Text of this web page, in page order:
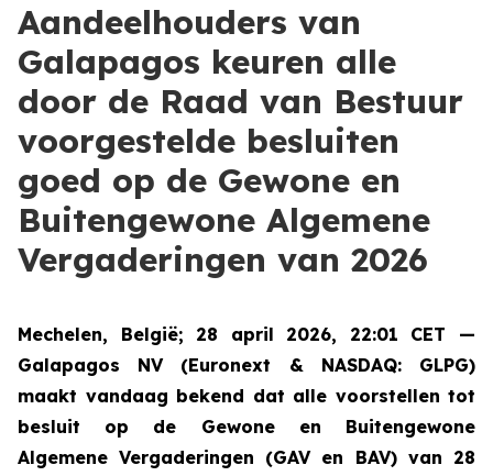
Aandeelhouders van
Galapagos keuren alle
door de Raad van Bestuur
voorgestelde besluiten
goed op de Gewone en
Buitengewone Algemene
Vergaderingen van 2026
Mechelen, België; 28 april 2026, 22:01 CET —
Galapagos NV (Euronext & NASDAQ: GLPG)
maakt vandaag bekend dat alle voorstellen tot
besluit op de Gewone en Buitengewone
Algemene Vergaderingen (GAV en BAV) van 28